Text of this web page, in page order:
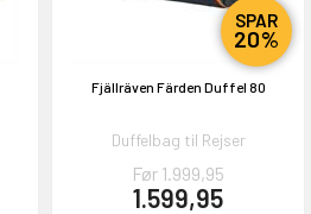
SPAR
20%
Fjällräven Färden Duffel 80
Duffelbag til Rejser
Før 1.999,95
1.599,95